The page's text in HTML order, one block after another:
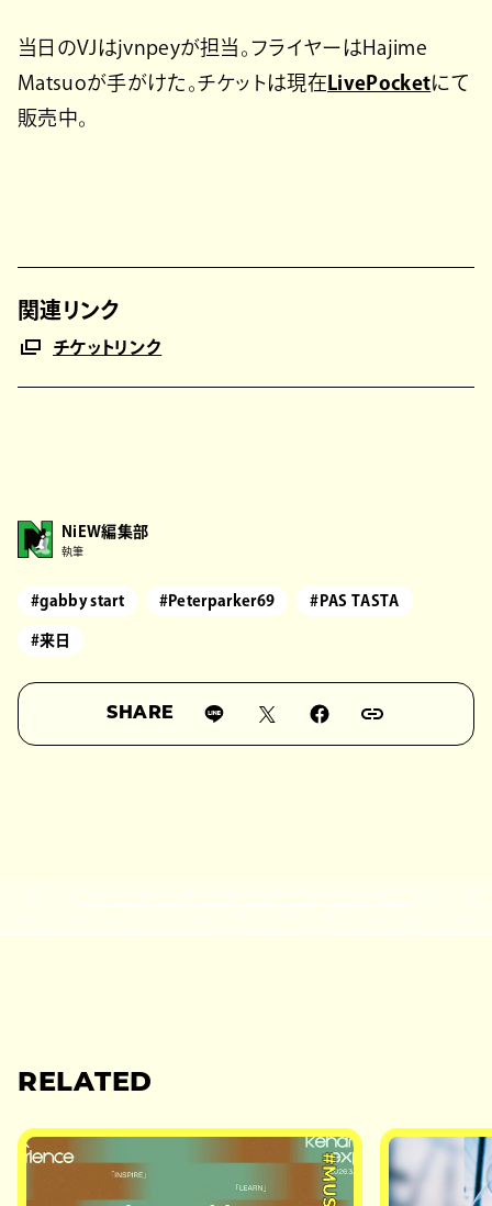
当日のVJはjvnpeyが担当。フライヤーはHajime
Matsuoが手がけた。チケットは現在 LivePocketにて
販売中。
関連リンク
チケットリンク
NiEW編集部
執筆
#gabby start #Peterparker69 #PAS TASTA
#来日
SHARE
RELATED